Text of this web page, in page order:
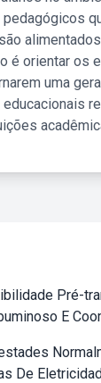
é orientar os
uma
Pré-
E
De